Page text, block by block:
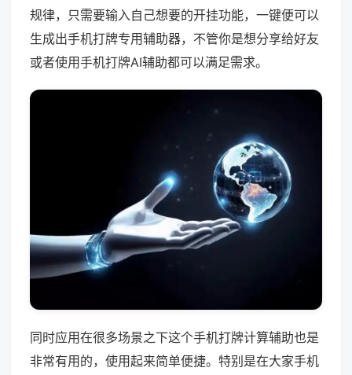
规律，只需要输入自己想要的开挂功能，一键便可以
生成出手机打牌专用辅助器，不管你是想分享给好友
或者使用手机打牌AI辅助都可以满足需求。
同时应用在很多场景之下这个手机打牌计算辅助也是
非常有用的，使用起来简单便捷。特别是在大家手机